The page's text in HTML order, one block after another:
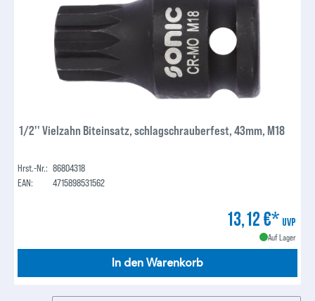
1/2'' Vielzahn Biteinsatz, schlagschrauberfest, 43mm, M18
Hrst.-Nr.: 86804318
EAN:
4715898531562
13,12 €* UVP
Auf Lager
In den Warenkorb